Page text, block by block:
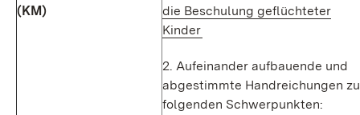
(KM)
die Beschulung geflüchteter
Kinder
2. Aufeinander aufbauende und
abgestimmte Handreichungen zu
folgenden Schwerpunkten: